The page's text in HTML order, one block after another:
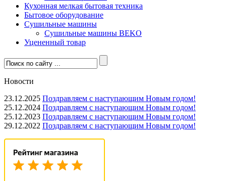
Кухонная мелкая бытовая техника
Бытовое оборудование
Сушильные машины
Сушильные машины BEKO
Уцененный товар
Новости
23.12.2025 Поздравляем с наступающим Новым годом!
25.12.2024 Поздравляем с наступающим Новым годом!
25.12.2023 Поздравляем с наступающим Новым годом!
29.12.2022 Поздравляем с наступающим Новым годом!